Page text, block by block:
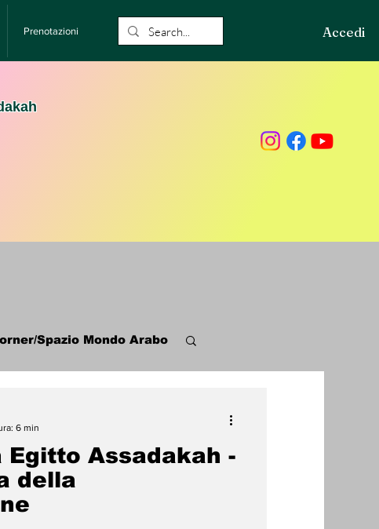
Prenotazioni Accedi
Spazio Mondo Arabo
Tradizioni Storia
Egitto Assadakah -
della
6 min